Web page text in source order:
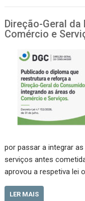
Direção-Geral
Comércio e
por passar a integrar
serviços antes
aprovou a respetiva lei
LER MAIS